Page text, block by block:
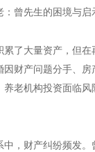
：曾先生的困境与启
累了大量资产，但
因财产问题分手、房
老机构投资面临风
中，财产纠纷频发。